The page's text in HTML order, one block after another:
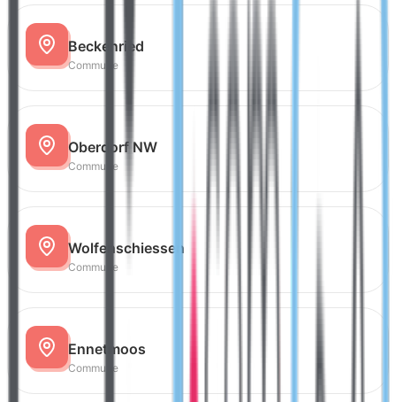
Beckenried
Commune
Oberdorf NW
Commune
Wolfenschiessen
Commune
Ennetmoos
Commune